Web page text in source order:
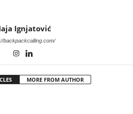
Ignjatović
backpackcalling.com/
MORE FROM AUTHOR